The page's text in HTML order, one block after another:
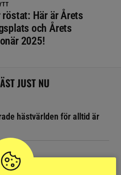
röstat: Här är Årets
och Årets
2025!
JUST NU
hästvärlden för alltid är
efter fall på SM